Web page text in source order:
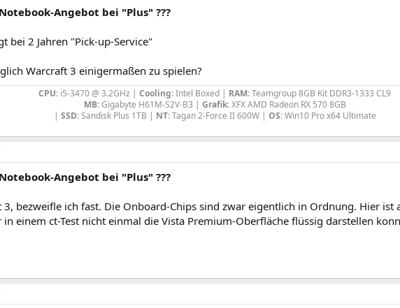
Angebot bei "Plus" ???
bei 2 Jahren "Pick-up-Service"
Warcraft 3 einigermaßen zu spielen?
CPU: i5-3470 @ 3.2GHz | Cooling: Intel Boxed | RAM: Teamgroup 8GB Kit DDR3-1333 CL9
MB: Gigabyte H61M-S2V-B3 | Grafik: XFX AMD Radeon RX 570 8GB
| SSD: Sandisk Plus 1TB | NT: Tagan 2-Force II 600W | OS: Win10 Pro x64 Ultimate​
Angebot bei "Plus" ???
3, bezweifle ich fast. Die Onboard-Chips sind zwar eigentlich in Ordnung. Hier ist
einem ct-Test nicht einmal die Vista Premium-Oberfläche flüssig darstellen